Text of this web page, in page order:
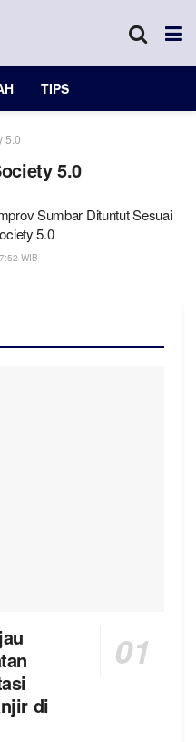
TIPS
5.0
5.0
Sumbar Dituntut Sesuai
5.0
WIB
di